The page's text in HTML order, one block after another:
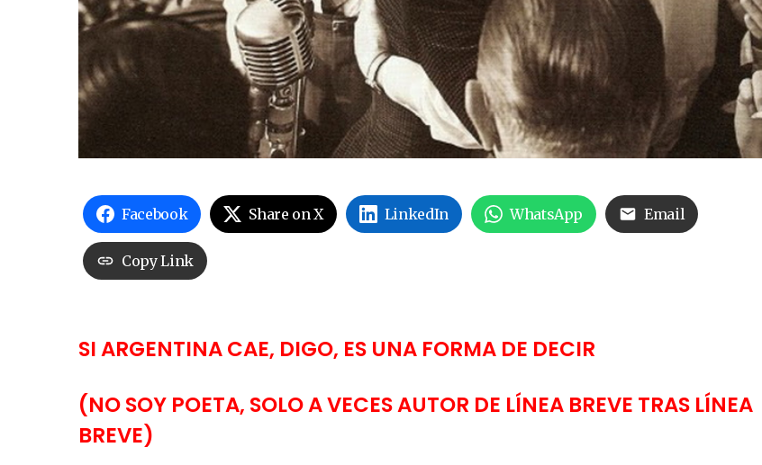
Facebook Share on X LinkedIn WhatsApp Email
Copy Link
SI ARGENTINA CAE, DIGO, ES UNA FORMA DE DECIR
(NO SOY POETA, SOLO A VECES AUTOR DE LÍNEA BREVE TRAS LÍNEA
BREVE)